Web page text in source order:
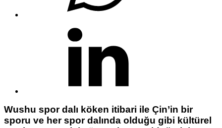
Wushu spor dalı köken itibari ile Çin’in bir
sporu ve her spor dalında olduğu gibi kültürel